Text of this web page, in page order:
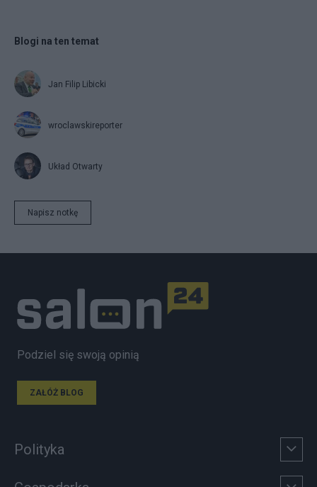
Blogi na ten temat
Jan Filip Libicki
wroclawskireporter
Układ Otwarty
Napisz notkę
Podziel się swoją opinią
ZAŁÓŻ BLOG
Polityka